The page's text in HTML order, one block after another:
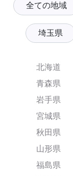
全ての地域
埼玉県
北海道
青森県
岩手県
宮城県
秋田県
山形県
福島県